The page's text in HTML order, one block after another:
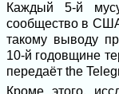
Каждый 5-й
сообщество в США
такому выводу
10-й годовщине
передаёт the
Кроме этого,